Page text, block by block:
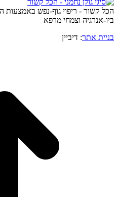
הכל קשור - ריפוי גוף-נפש
ביו-אנרגיה וצמחי מרפא
בניית אתר: דיביין